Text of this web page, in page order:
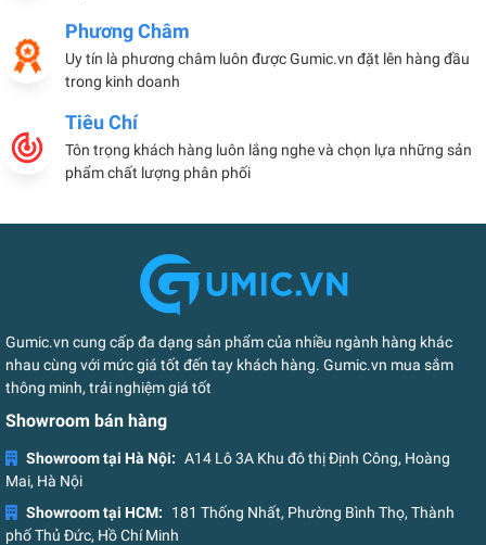
Phương Châm
Uy tín là phương châm luôn được Gumic.vn đặt lên hàng đầu
trong kinh doanh
Tiêu Chí
Tôn trọng khách hàng luôn lắng nghe và chọn lựa những sản
phẩm chất lượng phân phối
Gumic.vn cung cấp đa dạng sản phẩm của nhiều ngành hàng khác
nhau cùng với mức giá tốt đến tay khách hàng. Gumic.vn mua sắm
thông minh, trải nghiệm giá tốt
Showroom bán hàng
Showroom tại Hà Nội: A14 Lô 3A Khu đô thị Định Công, Hoàng
Mai, Hà Nội
Showroom tại HCM:
181 Thống Nhất, Phường Bình Thọ, Thành
phố Thủ Đức, Hồ Chí Minh